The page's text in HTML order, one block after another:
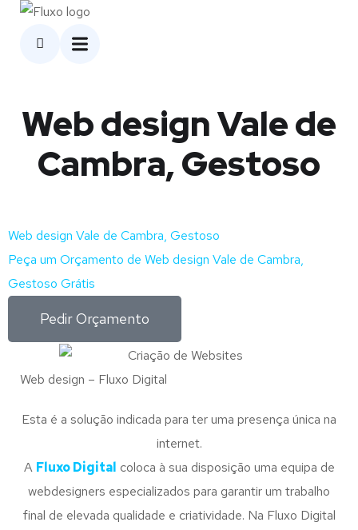
Web design Vale de
Cambra, Gestoso
Web design Vale de Cambra, Gestoso
Peça um Orçamento de Web design Vale de Cambra,
Gestoso Grátis
Pedir Orçamento
Web design – Fluxo Digital
Esta é a solução indicada para ter uma presença única na
internet.
A Fluxo Digital coloca à sua disposição uma equipa de
webdesigners especializados para garantir um trabalho
final de elevada qualidade e criatividade. Na Fluxo Digital